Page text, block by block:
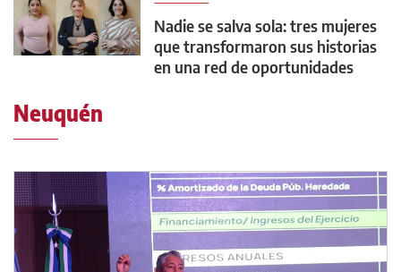
Nadie se salva sola: tres mujeres
que transformaron sus historias
en una red de oportunidades
Neuquén